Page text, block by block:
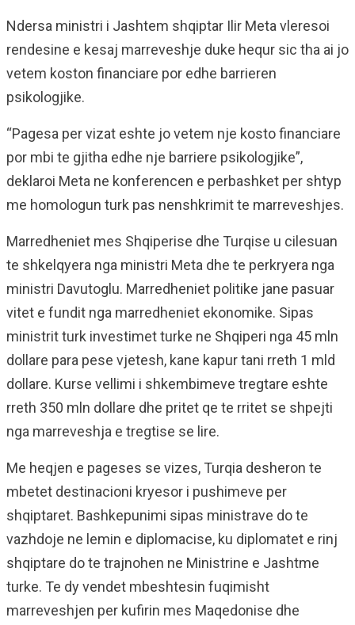
Ndersa ministri i Jashtem shqiptar Ilir Meta vleresoi
rendesine e kesaj marreveshje duke hequr sic tha ai jo
vetem koston financiare por edhe barrieren
psikologjike.
“Pagesa per vizat eshte jo vetem nje kosto financiare
por mbi te gjitha edhe nje barriere psikologjike”,
deklaroi Meta ne konferencen e perbashket per shtyp
me homologun turk pas nenshkrimit te marreveshjes.
Marredheniet mes Shqiperise dhe Turqise u cilesuan
te shkelqyera nga ministri Meta dhe te perkryera nga
ministri Davutoglu. Marredheniet politike jane pasuar
vitet e fundit nga marredheniet ekonomike. Sipas
ministrit turk investimet turke ne Shqiperi nga 45 mln
dollare para pese vjetesh, kane kapur tani rreth 1 mld
dollare. Kurse vellimi i shkembimeve tregtare eshte
rreth 350 mln dollare dhe pritet qe te rritet se shpejti
nga marreveshja e tregtise se lire.
Me heqjen e pageses se vizes, Turqia desheron te
mbetet destinacioni kryesor i pushimeve per
shqiptaret. Bashkepunimi sipas ministrave do te
vazhdoje ne lemin e diplomacise, ku diplomatet e rinj
shqiptare do te trajnohen ne Ministrine e Jashtme
turke. Te dy vendet mbeshtesin fuqimisht
marreveshjen per kufirin mes Maqedonise dhe